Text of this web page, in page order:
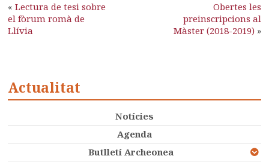
«Lectura de tesi sobre
el fòrum romà de
Llívia
Obertes les
preinscripcions al
Màster (2018-2019)»
Actualitat
Notícies
Agenda
Butlletí Archeonea